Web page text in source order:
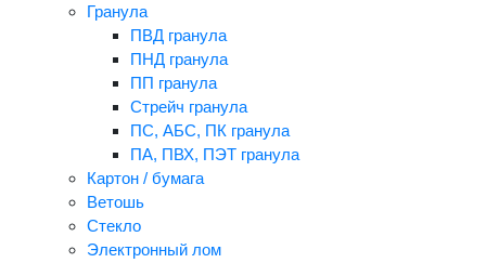
Гранула
ПВД гранула
ПНД гранула
ПП гранула
Стрейч гранула
ПС, АБС, ПК гранула
ПА, ПВХ, ПЭТ гранула
Картон / бумага
Ветошь
Стекло
Электронный лом